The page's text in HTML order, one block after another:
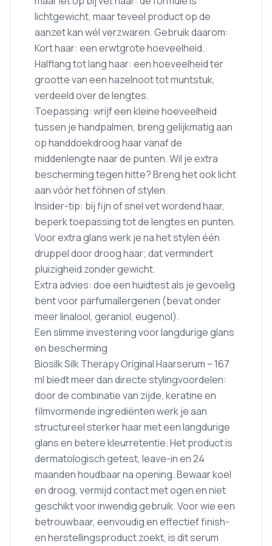
lichtgewicht, maar teveel product op de
aanzet kan wél verzwaren. Gebruik daarom:
Kort haar: een erwtgrote hoeveelheid.
Halflang tot lang haar: een hoeveelheid ter
grootte van een hazelnoot tot muntstuk,
verdeeld over de lengtes.
Toepassing: wrijf een kleine hoeveelheid
tussen je handpalmen, breng gelijkmatig aan
op handdoekdroog haar vanaf de
middenlengte naar de punten. Wil je extra
bescherming tegen hitte? Breng het ook licht
aan vóór het föhnen of stylen.
Insider-tip: bij fijn of snel vet wordend haar,
beperk toepassing tot de lengtes en punten.
Voor extra glans werk je na het stylen één
druppel door droog haar; dat vermindert
pluizigheid zonder gewicht.
Extra advies: doe een huidtest als je gevoelig
bent voor parfumallergenen (bevat onder
meer linalool, geraniol, eugenol).
Een slimme investering voor langdurige glans
en bescherming
Biosilk Silk Therapy Original Haarserum – 167
ml biedt meer dan directe stylingvoordelen:
door de combinatie van zijde, keratine en
filmvormende ingrediënten werk je aan
structureel sterker haar met een langdurige
glans en betere kleurretentie. Het product is
dermatologisch getest, leave-in en 24
maanden houdbaar na opening. Bewaar koel
en droog, vermijd contact met ogen en niet
geschikt voor inwendig gebruik. Voor wie een
betrouwbaar, eenvoudig en effectief finish-
en herstellingsproduct zoekt, is dit serum